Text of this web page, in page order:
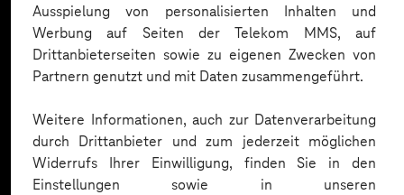
Ausspielung von personalisierten Inhalten und
Werbung auf Seiten der Telekom MMS, auf
Drittanbieterseiten sowie zu eigenen Zwecken von
Partnern genutzt und mit Daten zusammengeführt.
Weitere Informationen, auch zur Datenverarbeitung
durch Drittanbieter und zum jederzeit möglichen
Widerrufs Ihrer Einwilligung, finden Sie in den
Einstellungen sowie in unseren